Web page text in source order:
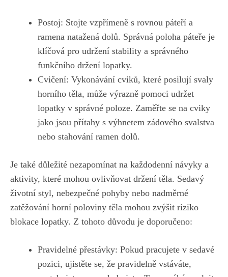
Postoj: Stojte vzpřímeně s rovnou páteří a
ramena natažená dolů. Správná poloha páteře je
klíčová pro udržení stability a správného
funkčního držení lopatky.
Cvičení: Vykonávání cviků, které posilují svaly
horního těla, může výrazně pomoci udržet
lopatky v správné poloze. Zaměřte se na cviky
jako jsou přítahy s výhnetem zádového svalstva
nebo stahování ramen dolů.
Je také důležité nezapomínat na každodenní návyky a
aktivity, které mohou ovlivňovat držení těla. Sedavý
životní styl, nebezpečné pohyby nebo nadměrné
zatěžování horní poloviny těla mohou zvýšit riziko
blokace lopatky. Z tohoto důvodu je doporučeno:
Pravidelné přestávky: Pokud pracujete v sedavé
pozici, ujistěte se, že pravidelně vstáváte,